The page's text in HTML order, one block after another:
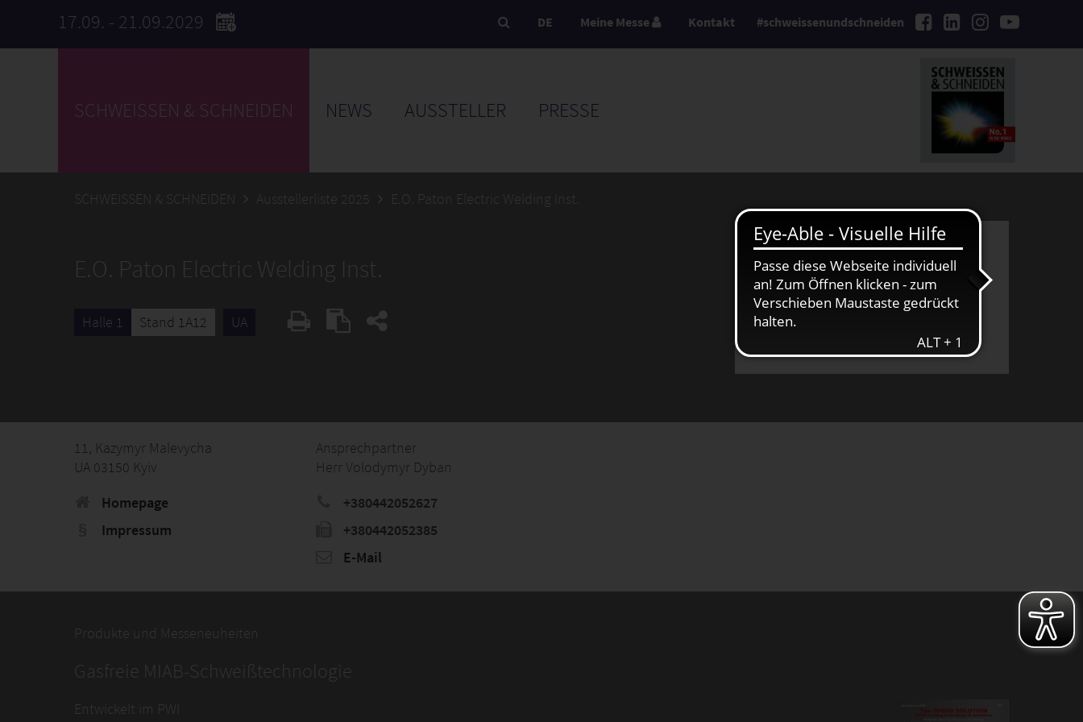
17.09. - 21.09.2029 #schweissenundschneiden
DE Meine Messe Kontakt
SCHWEISSEN & SCHNEIDEN NEWS AUSSTELLER PRESSE
SCHWEISSEN & SCHNEIDEN Ausstellerliste 2025 E.O. Paton Electric Welding Inst.
E.O. Paton Electric Welding Inst.
Halle 1 Stand 1A12 UA
11, Kazymyr Malevycha
UA 03150 Kyiv
Homepage
Impressum
Ansprechpartner
Herr Volodymyr Dyban
+380442052627
+380442052385
E-Mail
Produkte und Messeneuheiten
Gasfreie MIAB-Schweißtechnologie
Entwickelt im PWI